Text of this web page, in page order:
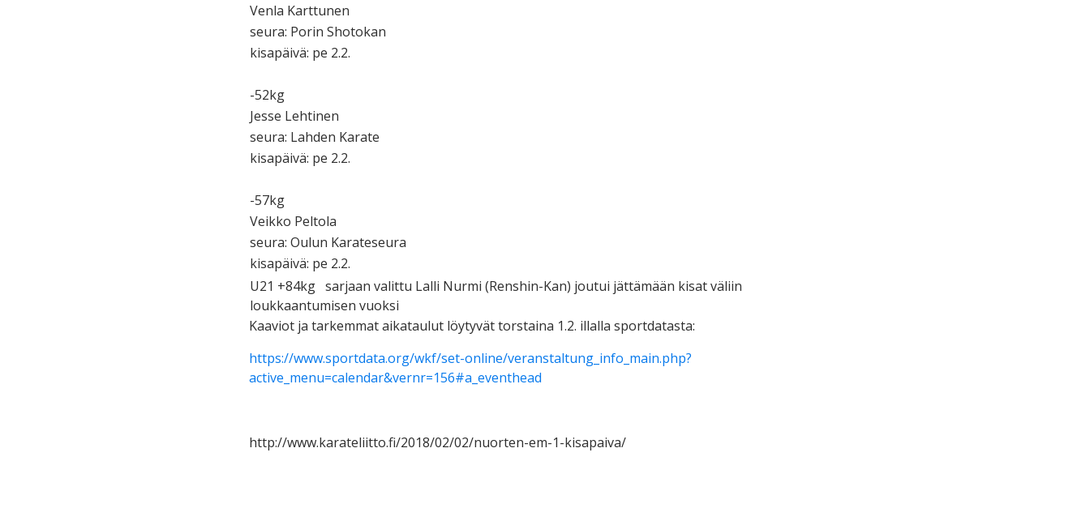
Venla Karttunen
seura: Porin Shotokan
kisapäivä: pe 2.2.
-52kg
Jesse Lehtinen
seura: Lahden Karate
kisapäivä: pe 2.2.
-57kg
Veikko Peltola
seura: Oulun Karateseura
kisapäivä: pe 2.2.
U21 +84kg sarjaan valittu Lalli Nurmi (Renshin-Kan) joutui jättämään kisat väliin
loukkaantumisen vuoksi
Kaaviot ja tarkemmat aikataulut löytyvät torstaina 1.2. illalla sportdatasta:
https://www.sportdata.org/wkf/set-online/veranstaltung_info_main.php?
active_menu=calendar&vernr=156#a_eventhead
http://www.karateliitto.fi/2018/02/02/nuorten-em-1-kisapaiva/